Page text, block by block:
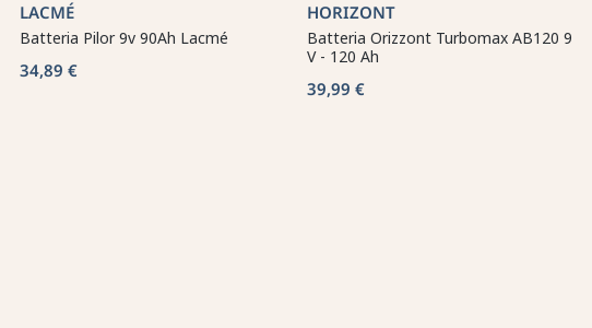
LACMÉ
Batteria Pilor 9v 90Ah Lacmé
34,89 €
HORIZONT
Batteria Orizzont Turbomax AB120 9
V - 120 Ah
39,99 €